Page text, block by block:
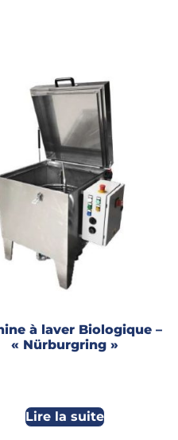
à laver Biologique –
« Nürburgring »
Lire la suite